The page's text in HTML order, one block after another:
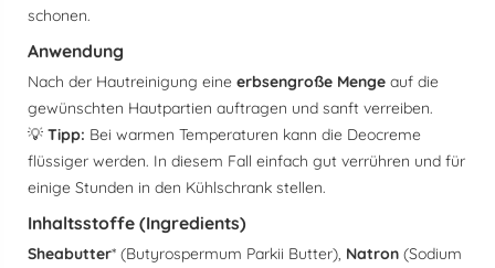
schonen.
Anwendung
Nach der Hautreinigung eine erbsengroße Menge auf die
gewünschten Hautpartien auftragen und sanft verreiben.
💡 Tipp: Bei warmen Temperaturen kann die Deocreme
flüssiger werden. In diesem Fall einfach gut verrühren und für
einige Stunden in den Kühlschrank stellen.
Inhaltsstoffe (Ingredients)
Sheabutter* (Butyrospermum Parkii Butter), Natron (Sodium